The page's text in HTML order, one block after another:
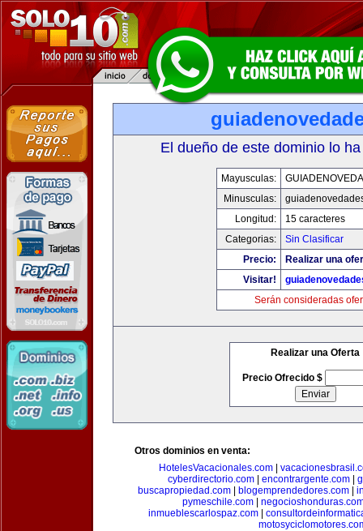
El dueño de este dominio lo
Mayusculas:
Minusculas:
Longitud:
15 caracteres
Categorias:
Sin Clasificar
Precio:
Realizar una
Visitar!
Serán consideradas
Realizar una Oferta
Precio Ofrecido $
Otros dominios en venta:
HotelesVacacionales.com|
cyberdirectorio.com| encontrargente.com|
buscapropiedad.com| blogemprendedores.com|
pymeschile.com|
inmueblescarlospaz.com|